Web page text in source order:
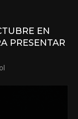
EN
PRESENTAR